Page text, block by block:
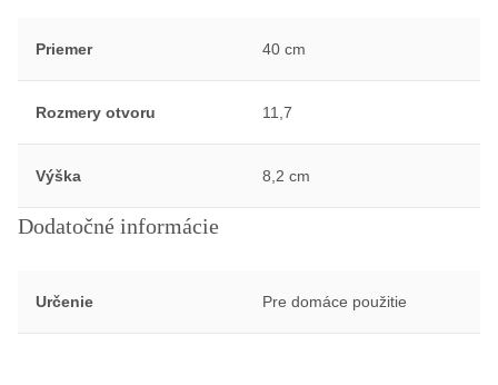
Priemer 40 cm
Rozmery otvoru 11,7
Výška 8,2 cm
Dodatočné informácie
Určenie Pre domáce použitie